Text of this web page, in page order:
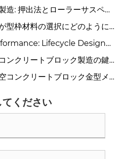
造: 押出法とローラーサスペン
るか?
型枠材料の選択にどのように
Lifecycle Design
Concrete Steel Moulds
ンクリートブロック製造の鍵
コンクリートブロック金型メ
ください